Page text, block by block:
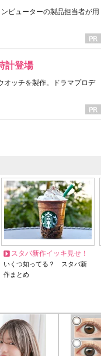
ピューターの製品担当者が用
計登場
オッチを製作。ドラマプロデ
スタバ新作イッキ見せ！
いくつ知ってる？ スタバ新
作まとめ